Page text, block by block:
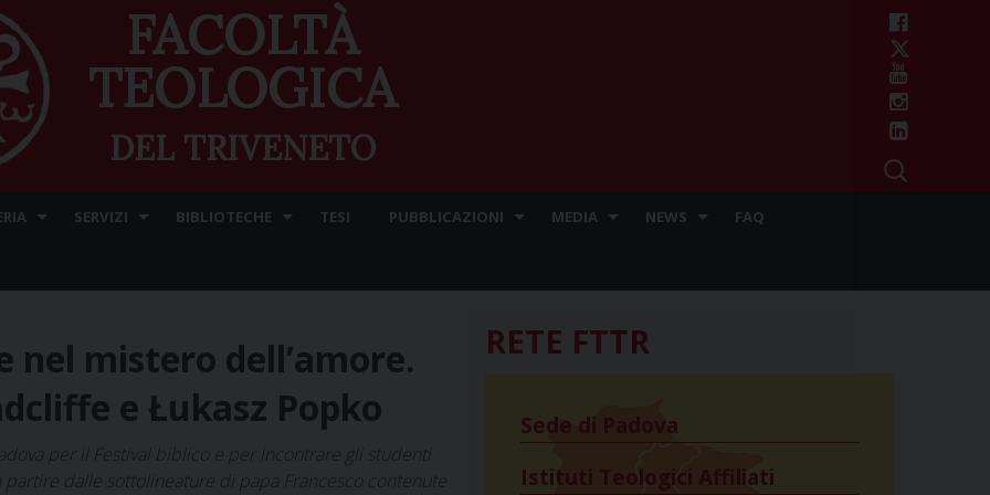
FACOLTÀ
TEOLOGICA
DEL TRIVENETO
SERVIZI BIBLIOTECHE TESI PUBBLICAZIONI MEDIA NEWS FAQ
mistero dell’amore.
e Łukasz Popko
per il Festival biblico e per incontrare gli studenti
partire dalle sottolineature di papa Francesco contenute
RETE FTTR
Sede di Padova
Istituti Teologici Affiliati